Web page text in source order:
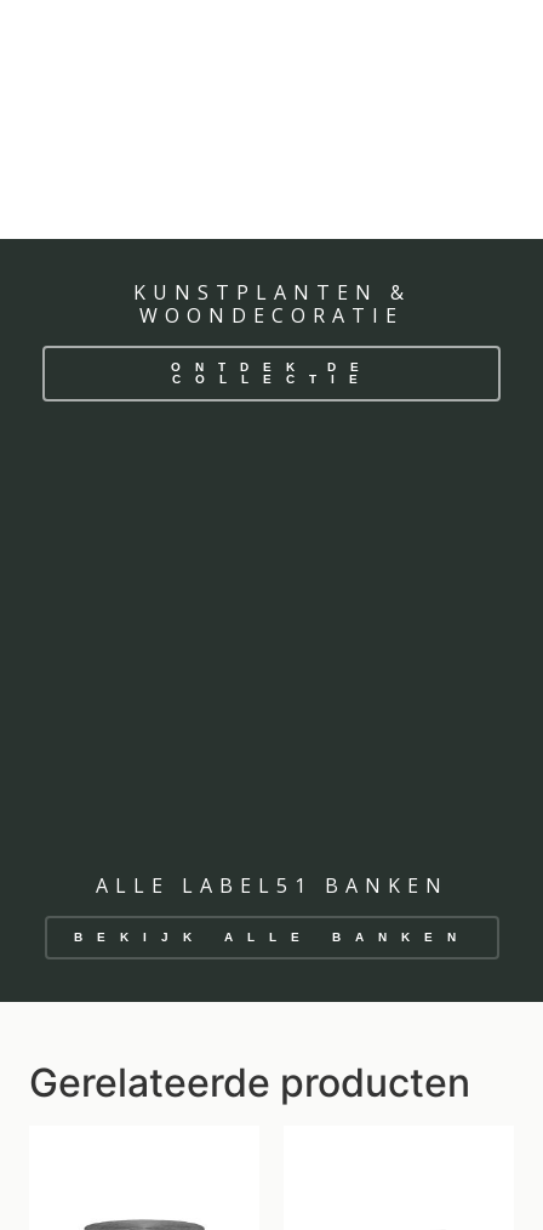
KUNSTPLANTEN &
WOONDECORATIE
ONTDEK DE
COLLECTIE
ALLE LABEL51 BANKEN
BEKIJK ALLE BANKEN
Gerelateerde producten